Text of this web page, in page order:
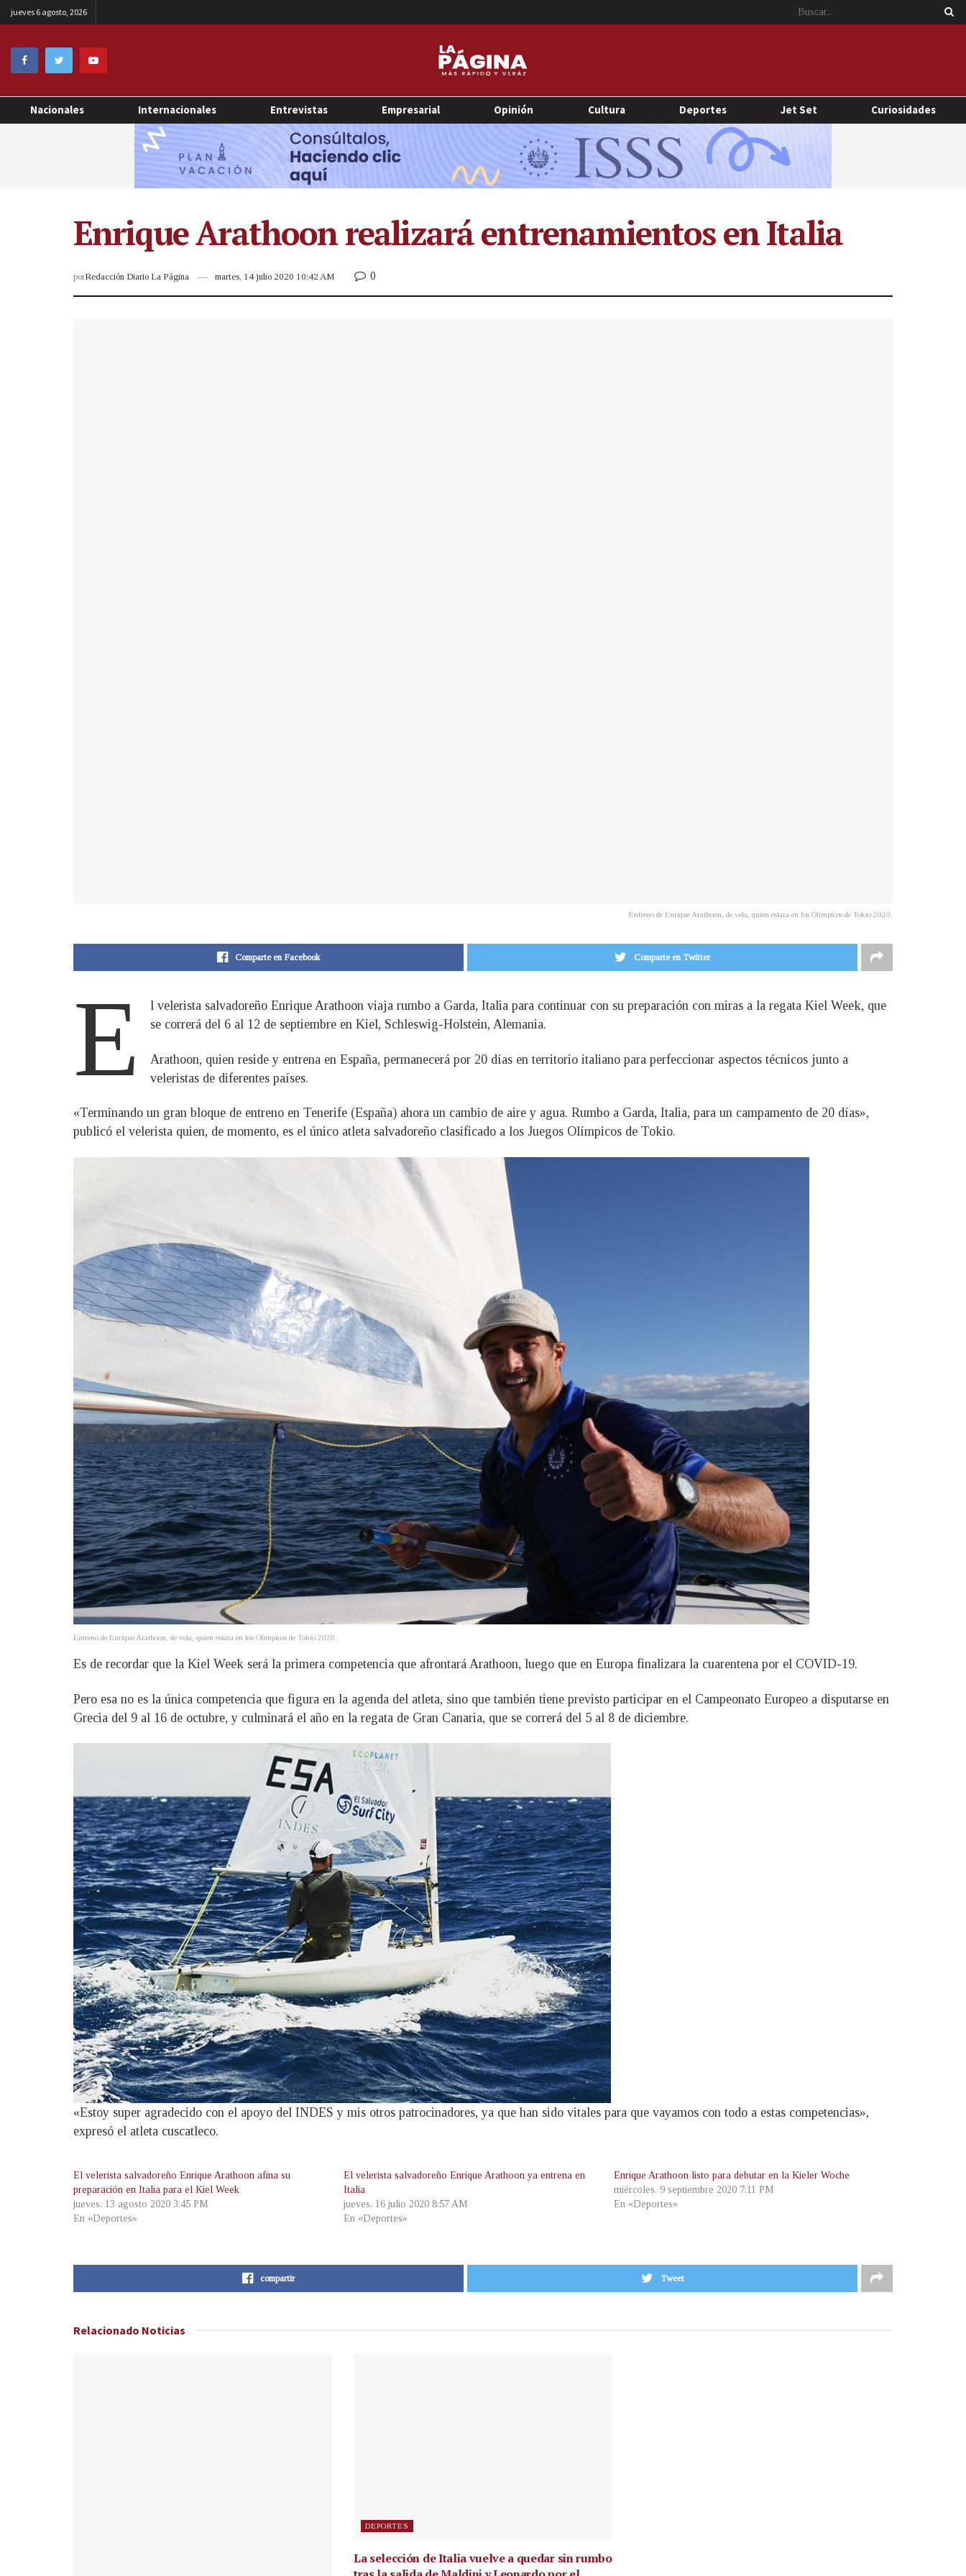
jueves 6 agosto, 2026
Nacionales Internacionales Entrevistas Empresarial Opinión Cultura Deportes Jet Set Curiosidades
Enrique Arathoon realizará entrenamientos en Italia
porRedacción Diario La Página martes, 14 julio 2020 10:42 AM 0
Entreno de Enrique Arathoon, de vela, quien estara en los Olimpicos de Tokio 2020.
Comparte en Facebook Comparte en Twitter
E
l velerista salvadoreño Enrique Arathoon viaja rumbo a Garda, Italia para continuar con su preparación con miras a la regata Kiel Week, que
se correrá del 6 al 12 de septiembre en Kiel, Schleswig-Holstein, Alemania.
Arathoon, quien reside y entrena en España, permanecerá por 20 días en territorio italiano para perfeccionar aspectos técnicos junto a
veleristas de diferentes países.
«Terminando un gran bloque de entreno en Tenerife (España) ahora un cambio de aire y agua. Rumbo a Garda, Italia, para un campamento de 20 días»,
publicó el velerista quien, de momento, es el único atleta salvadoreño clasificado a los Juegos Olímpicos de Tokio.
Entreno de Enrique Arathoon, de vela, quien estara en los Olimpicos de Tokio 2020.
Es de recordar que la Kiel Week será la primera competencia que afrontará Arathoon, luego que en Europa finalizara la cuarentena por el COVID-19.
Pero esa no es la única competencia que figura en la agenda del atleta, sino que también tiene previsto participar en el Campeonato Europeo a disputarse en
Grecia del 9 al 16 de octubre, y culminará el año en la regata de Gran Canaria, que se correrá del 5 al 8 de diciembre.
«Estoy super agradecido con el apoyo del INDES y mis otros patrocinadores, ya que han sido vitales para que vayamos con todo a estas competencias»,
expresó el atleta cuscatleco.
El velerista salvadoreño Enrique Arathoon afina su
preparación en Italia para el Kiel Week
jueves, 13 agosto 2020 3:45 PM
En «Deportes»
El velerista salvadoreño Enrique Arathoon ya entrena en
Italia
jueves, 16 julio 2020 8:57 AM
En «Deportes»
Enrique Arathoon listo para debutar en la Kieler Woche
miércoles, 9 septiembre 2020 7:11 PM
En «Deportes»
compartir Tweet
Relacionado Noticias
DEPORTES
La selección de Italia vuelve a quedar sin rumbo